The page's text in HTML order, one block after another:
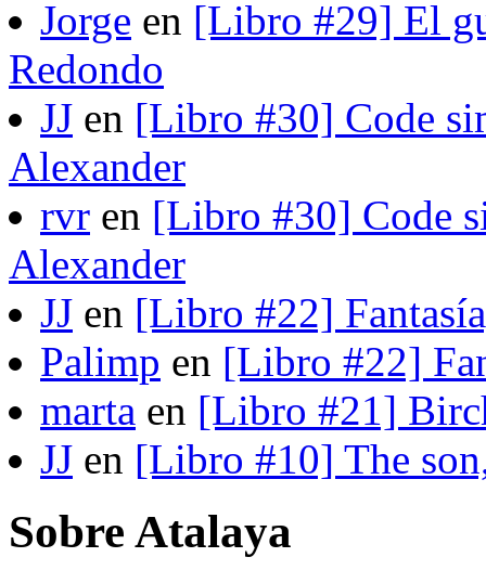
Jorge en [Libro #29] El
Redondo
JJ en [Libro #30] Code
Alexander
rvr en [Libro #30] Code
Alexander
JJ en [Libro #22]
Palimp en [Libro #22]
marta en [Libro #21]
JJ en [Libro #10] The
Sobre Atalaya